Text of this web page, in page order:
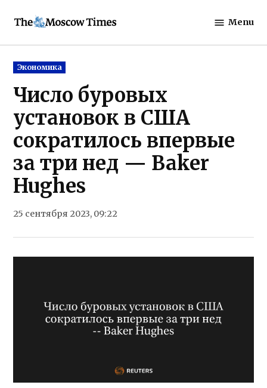
Moscow
Menu
Posted
in
Экономика
Число буровых
установок в США
сократилось впервые
за три нед — Baker
Hughes
25 сентября 2023, 09:22